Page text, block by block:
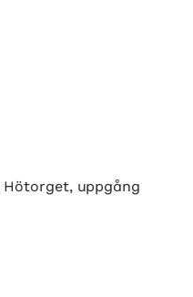
Hötorget, uppgång